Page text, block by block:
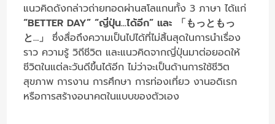
แนวคิดดังกล่าวถ่ายทอดผ่านสโลแกนทั้ง 3 ภาษา ได้แก่
“BETTER DAY” “ญี่ปุ่น...ได้อีก” และ 「もっともっ
と…」
ซึ่งสื่อถึงความเป็นไปได้ที่ไม่สิ้นสุดในการนำเรื่อง
ราว ความรู้ วิถีชีวิต และแนวคิดจากญี่ปุ่นมาต่อยอดให้
ชีวิตในแต่ละวันดีขึ้นได้อีก ไม่ว่าจะเป็นด้านการใช้ชีวิต
สุขภาพ การงาน การศึกษา การท่องเที่ยว งานอดิเรก
หรือการสร้างอนาคตในแบบของตัวเอง